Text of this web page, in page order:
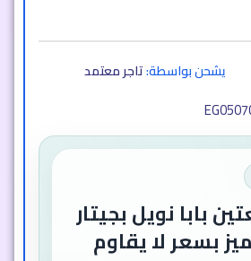
يشحن بواسطة:تاجر معتمد
بابا نويل بجيتار
بسعر لا يقاوم